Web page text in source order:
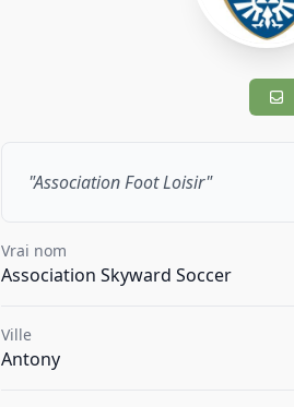
"Association Foot Loisir"
Vrai nom
Association Skyward Soccer
Ville
Antony